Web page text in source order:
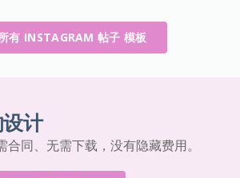
有 INSTAGRAM 帖子 模板
计
合同、无需下载，没有隐藏费用。